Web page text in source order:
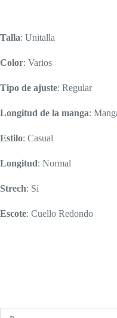
Talla: Unitalla
Color: Varios
Tipo de ajuste: Regular
Longitud de la manga:
Estilo: Casual
Longitud: Normal
Strech: Si
Escote: Cuello Redondo